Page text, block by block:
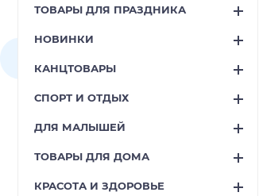
ТОВАРЫ ДЛЯ ПРАЗДНИКА
НОВИНКИ
КАНЦТОВАРЫ
СПОРТ И ОТДЫХ
ДЛЯ МАЛЫШЕЙ
ТОВАРЫ ДЛЯ ДОМА
КРАСОТА И ЗДОРОВЬЕ